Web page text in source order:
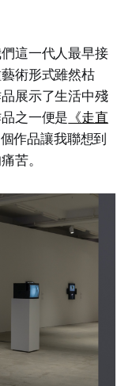
這一代人最早接
術形式雖然枯
展示了生活中殘
之一便是 《走直
作品讓我聯想到
苦。